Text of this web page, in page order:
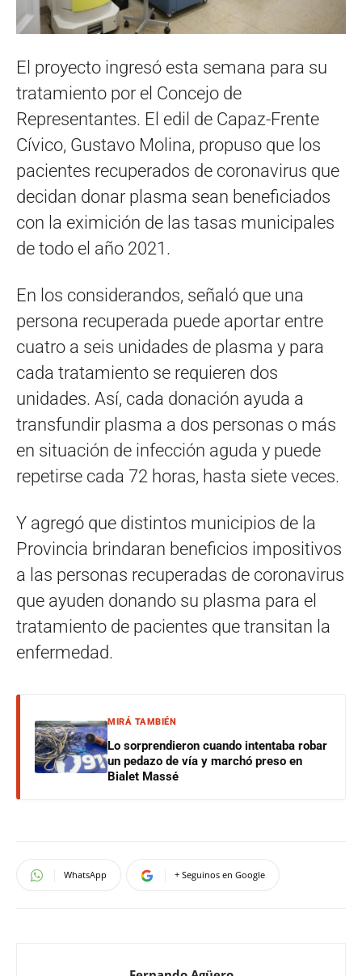
El proyecto ingresó esta semana para su
tratamiento por el Concejo de
Representantes. El edil de Capaz-Frente
Cívico, Gustavo Molina, propuso que los
pacientes recuperados de coronavirus que
decidan donar plasma sean beneficiados
con la eximición de las tasas municipales
de todo el año 2021.
En los considerandos, señaló que una
persona recuperada puede aportar entre
cuatro a seis unidades de plasma y para
cada tratamiento se requieren dos
unidades. Así, cada donación ayuda a
transfundir plasma a dos personas o más
en situación de infección aguda y puede
repetirse cada 72 horas, hasta siete veces.
Y agregó que distintos municipios de la
Provincia brindaran beneficios impositivos
a las personas recuperadas de coronavirus
que ayuden donando su plasma para el
tratamiento de pacientes que transitan la
enfermedad.
MIRÁ TAMBIÉN
Lo sorprendieron cuando intentaba robar
un pedazo de vía y marchó preso en
Bialet Massé
WhatsApp + Seguinos en Google